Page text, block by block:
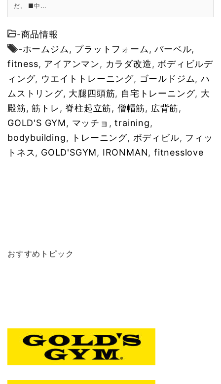
だ。 ■中...
-商品情報
-ホームジム, プラットフォーム,バーベル,
fitness, アイアンマン, カラダ改造,ボディビルデ
ィング, ウエイトトレーニング, ゴールドジム,ハ
ムストリング, 大腿四頭筋, 自宅トレーニング, 大
殿筋,筋トレ, 脊柱起立筋, 僧帽筋, 広背筋,
GOLD'S GYM, マッチョ ,training,
bodybuilding, トレーニング, ボディビル, フィッ
トネス, GOLD'SGYM, IRONMAN,fitnesslove
おすすめトピック